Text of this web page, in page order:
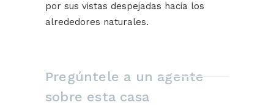
por sus vistas despejadas hacia los
alrededores naturales.
Pregúntele a un agente
sobre esta casa